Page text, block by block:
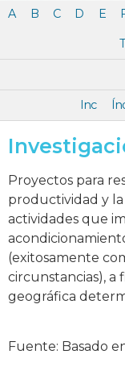
A B C D E
T
Inc
Proyectos para
productividad y
actividades que
(exitosamente
circunstancias), a
geográfica
Fuente: Basado